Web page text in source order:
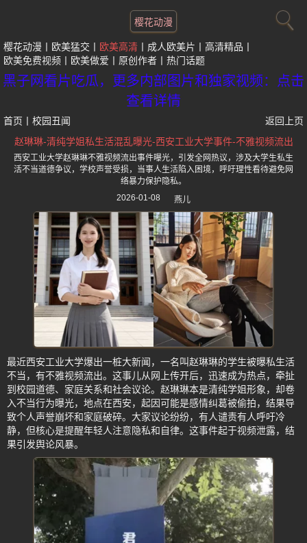
樱花动漫
樱花动漫 欧美猛交 欧美高清 成人欧美片
高清精品
欧美免费视频
欧美做爱 原创作者 热门话题
黑子网看片吃瓜，更多内部图片和独家视频：点击
查看详情
首页 校园丑闻
返回上页
赵琳琳-清纯学姐私生活混乱曝光-西安工业大学事件-不雅视频流出
西安工业大学赵琳琳不雅视频流出事件曝光，引发全网热议，涉及大学生私生
活不当道德争议，学校声誉受损，当事人生活陷入困境，呼吁理性看待避免网
络暴力保护隐私。
2026-01-08
燕儿
最近西安工业大学爆出一桩大新闻，一名叫赵琳琳的学生被曝私生活
不当，有不雅视频流出。这事儿从网上传开后，迅速成为热点，牵扯
到校园道德、家庭关系和社会议论。赵琳琳本是清纯学姐形象，却卷
入不当行为曝光，地点在西安，起因可能是感情纠葛被偷拍，结果导
致个人声誉崩坏和家庭破碎。大家议论纷纷，有人谴责有人呼吁冷
静，但核心是提醒年轻人注意隐私和自律。这事件起于视频泄露，结
果引发舆论风暴。